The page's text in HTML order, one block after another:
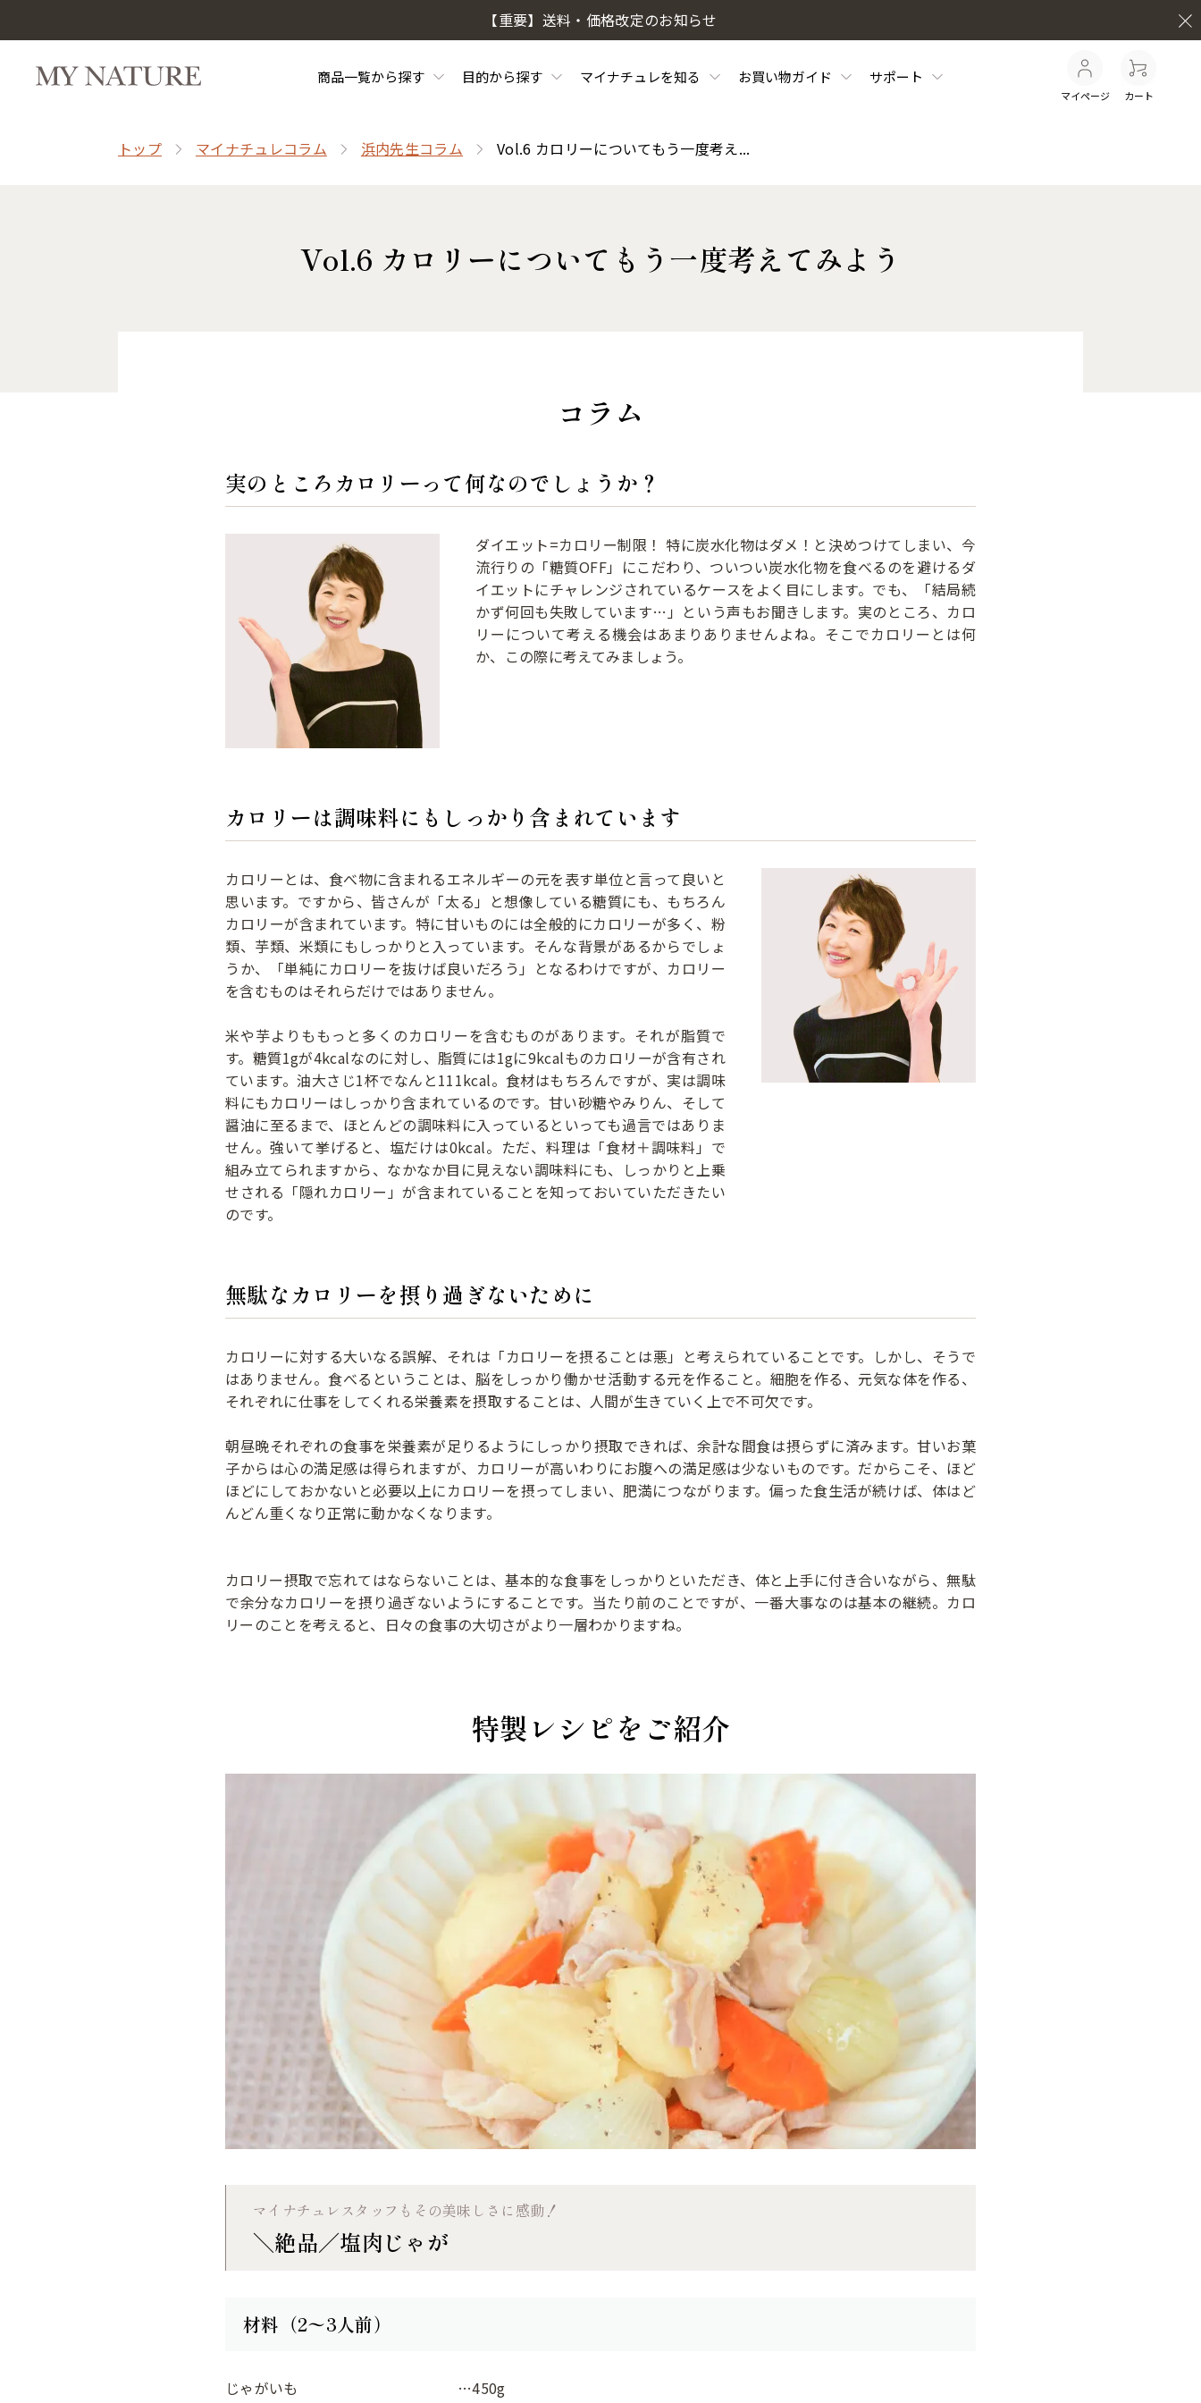
【重要】送料・価格改定のお知らせ
商品一覧から探す 目的から探す マイナチュレを知る お買い物ガイド サポート
マイページ カート
トップ マイナチュレコラム 浜内先生コラム Vol.6 カロリーについてもう一度考え...
Vol.6 カロリーについてもう一度考えてみよう
コラム
実のところカロリーって何なのでしょうか？
ダイエット=カロリー制限！ 特に炭水化物はダメ！と決めつけてしまい、今
流行りの「糖質OFF」にこだわり、ついつい炭水化物を食べるのを避けるダ
イエットにチャレンジされているケースをよく目にします。でも、「結局続
かず何回も失敗しています…」という声もお聞きします。実のところ、カロ
リーについて考える機会はあまりありませんよね。そこでカロリーとは何
か、この際に考えてみましょう。
カロリーは調味料にもしっかり含まれています
カロリーとは、食べ物に含まれるエネルギーの元を表す単位と言って良いと
思います。ですから、皆さんが「太る」と想像している糖質にも、もちろん
カロリーが含まれています。特に甘いものには全般的にカロリーが多く、粉
類、芋類、米類にもしっかりと入っています。そんな背景があるからでしょ
うか、「単純にカロリーを抜けば良いだろう」となるわけですが、カロリー
を含むものはそれらだけではありません。
米や芋よりももっと多くのカロリーを含むものがあります。それが脂質で
す。糖質1gが4kcalなのに対し、脂質には1gに9kcalものカロリーが含有され
ています。油大さじ1杯でなんと111kcal。食材はもちろんですが、実は調味
料にもカロリーはしっかり含まれているのです。甘い砂糖やみりん、そして
醤油に至るまで、ほとんどの調味料に入っているといっても過言ではありま
せん。強いて挙げると、塩だけは0kcal。ただ、料理は「食材＋調味料」で
組み立てられますから、なかなか目に見えない調味料にも、しっかりと上乗
せされる「隠れカロリー」が含まれていることを知っておいていただきたい
のです。
無駄なカロリーを摂り過ぎないために
カロリーに対する大いなる誤解、それは「カロリーを摂ることは悪」と考えられていることです。しかし、そうで
はありません。食べるということは、脳をしっかり働かせ活動する元を作ること。細胞を作る、元気な体を作る、
それぞれに仕事をしてくれる栄養素を摂取することは、人間が生きていく上で不可欠です。
朝昼晩それぞれの食事を栄養素が足りるようにしっかり摂取できれば、余計な間食は摂らずに済みます。甘いお菓
子からは心の満足感は得られますが、カロリーが高いわりにお腹への満足感は少ないものです。だからこそ、ほど
ほどにしておかないと必要以上にカロリーを摂ってしまい、肥満につながります。偏った食生活が続けば、体はど
んどん重くなり正常に動かなくなります。
カロリー摂取で忘れてはならないことは、基本的な食事をしっかりといただき、体と上手に付き合いながら、無駄
で余分なカロリーを摂り過ぎないようにすることです。当たり前のことですが、一番大事なのは基本の継続。カロ
リーのことを考えると、日々の食事の大切さがより一層わかりますね。
特製レシピをご紹介
マイナチュレスタッフもその美味しさに感動！
＼絶品／塩肉じゃが
材料（2〜3人前）
じゃがいも
…450g